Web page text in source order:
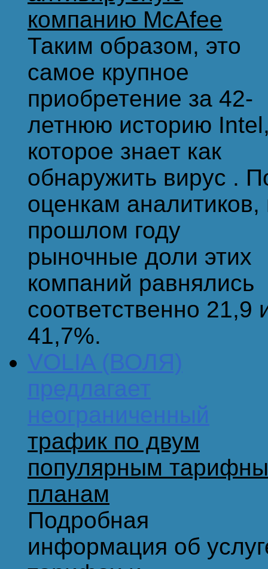
компанию McAfee
Таким образом, это
самое крупное
приобретение за 42-
летнюю историю
которое знает как
обнаружить вирус .
оценкам аналитиков,
прошлом году
рыночные доли этих
компаний равнялись
соответственно 21,9
41,7%.
VOLIA (ВОЛЯ)
предлагает
неограниченный
трафик по двум
популярным
планам
Подробная
информация об